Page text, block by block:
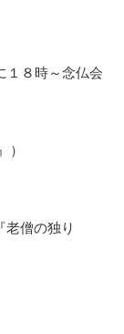
１８時～念仏会
）
老僧の独り